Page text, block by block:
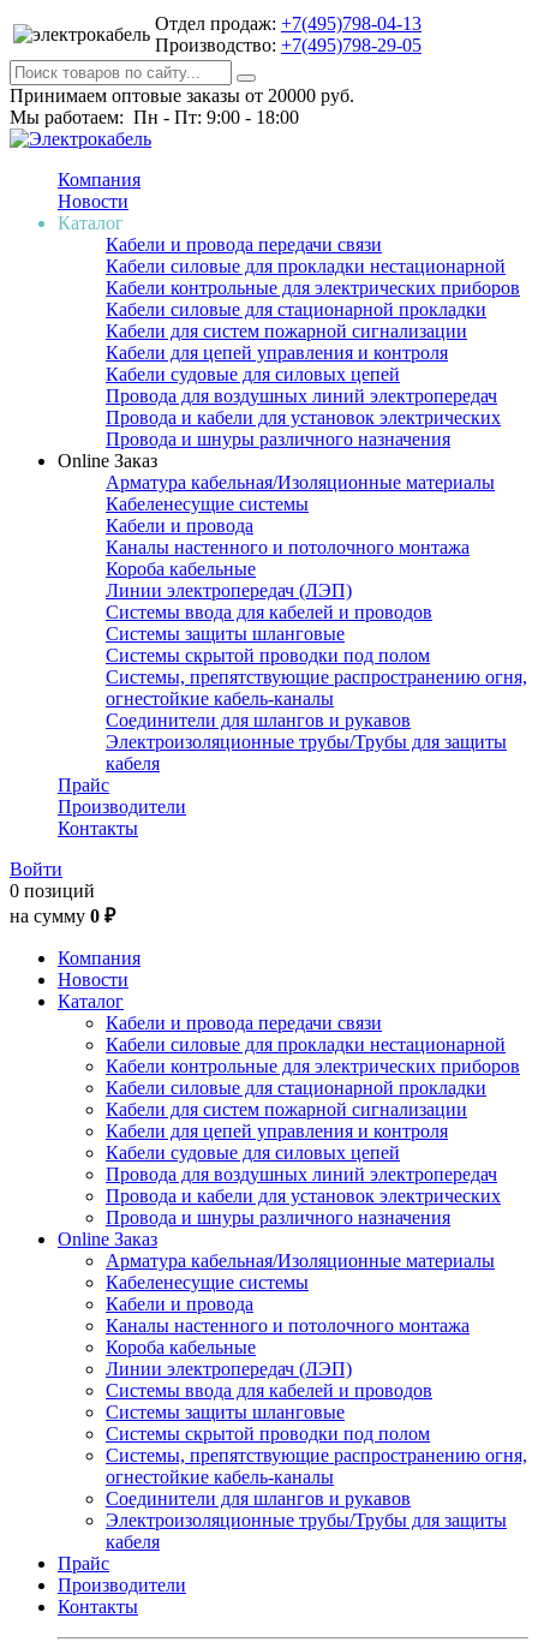
Отдел продаж: +7(495)798-04-13
Производство: +7(495)798-29-05
Принимаем оптовые заказы от 20000 руб.
Мы работаем: Пн - Пт: 9:00 - 18:00
Компания
Новости
Каталог
Кабели и провода передачи связи
Кабели силовые для прокладки нестационарной
Кабели контрольные для электрических приборов
Кабели силовые для стационарной прокладки
Кабели для систем пожарной сигнализации
Кабели для цепей управления и контроля
Кабели судовые для силовых цепей
Провода для воздушных линий электропередач
Провода и кабели для установок электрических
Провода и шнуры различного назначения
Online Заказ
Арматура кабельная/Изоляционные материалы
Кабеленесущие системы
Кабели и провода
Каналы настенного и потолочного монтажа
Короба кабельные
Линии электропередач (ЛЭП)
Системы ввода для кабелей и проводов
Системы защиты шланговые
Системы скрытой проводки под полом
Системы, препятствующие распространению огня,
огнестойкие кабель-каналы
Соединители для шлангов и рукавов
Электроизоляционные трубы/Трубы для защиты
кабеля
Прайс
Производители
Контакты
Войти
0 позиций
на сумму 0 ₽
Компания
Новости
Каталог
Кабели и провода передачи связи
Кабели силовые для прокладки нестационарной
Кабели контрольные для электрических приборов
Кабели силовые для стационарной прокладки
Кабели для систем пожарной сигнализации
Кабели для цепей управления и контроля
Кабели судовые для силовых цепей
Провода для воздушных линий электропередач
Провода и кабели для установок электрических
Провода и шнуры различного назначения
Online Заказ
Арматура кабельная/Изоляционные материалы
Кабеленесущие системы
Кабели и провода
Каналы настенного и потолочного монтажа
Короба кабельные
Линии электропередач (ЛЭП)
Системы ввода для кабелей и проводов
Системы защиты шланговые
Системы скрытой проводки под полом
Системы, препятствующие распространению огня,
огнестойкие кабель-каналы
Соединители для шлангов и рукавов
Электроизоляционные трубы/Трубы для защиты
кабеля
Прайс
Производители
Контакты